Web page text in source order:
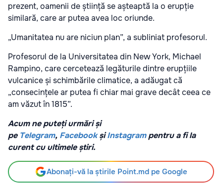
prezent, oamenii de știință se așteaptă la o erupție
similară, care ar putea avea loc oriunde.
„Umanitatea nu are niciun plan”, a subliniat profesorul.
Profesorul de la Universitatea din New York, Michael
Rampino, care cercetează legăturile dintre erupțiile
vulcanice și schimbările climatice, a adăugat că
„consecințele ar putea fi chiar mai grave decât ceea ce
am văzut în 1815”.
Acum ne puteți urmări și
pe Telegram, Facebook șiInstagrampentru a fi la
curent cu ultimele știri.
Abonați-vă la știrile Point.md pe Google